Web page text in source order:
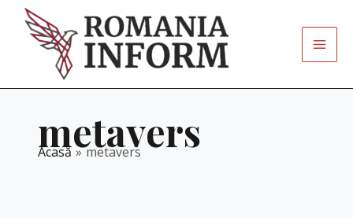
content
metavers
Acasă metavers